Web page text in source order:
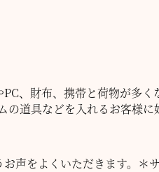
、財布、携帯と荷物が多く
の道具などを入れるお客様に
声をよくいただきます。＊